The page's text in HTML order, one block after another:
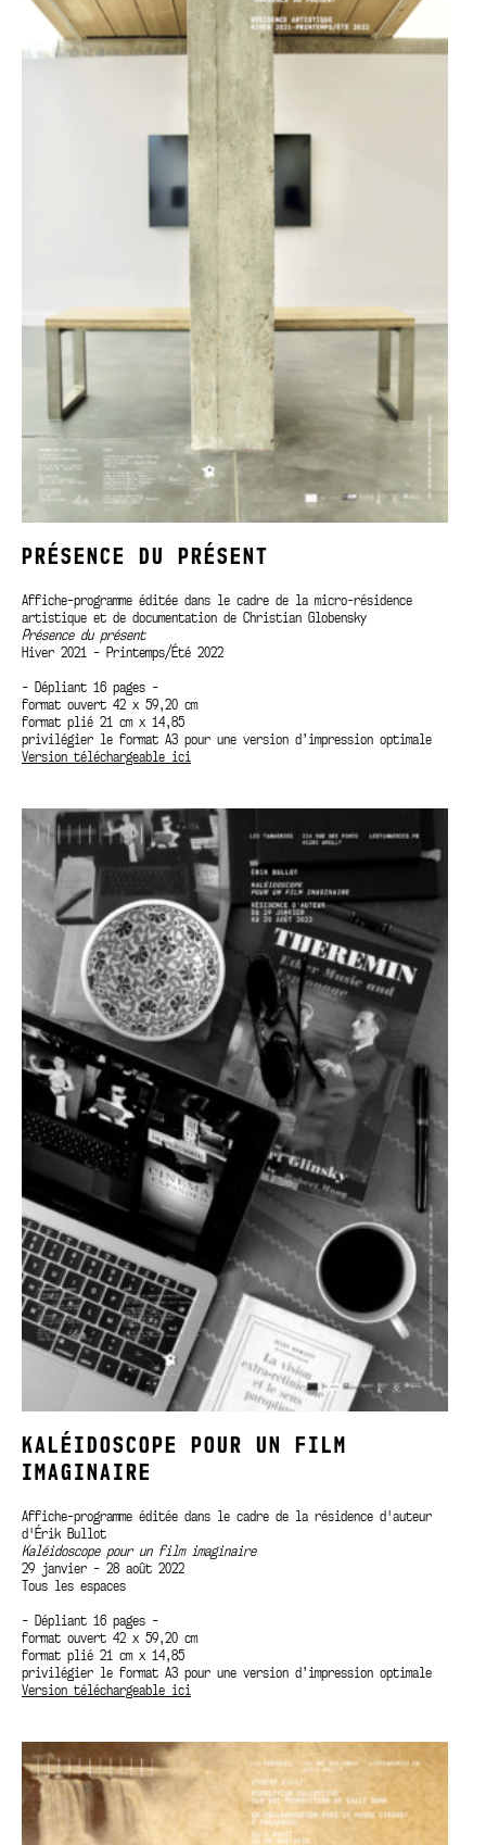
PRÉSENCE DU PRÉSENT
Affiche-programme éditée dans le cadre de la micro-résidence
artistique et de documentation de Christian Globensky
Présence du présent
Hiver 2021 - Printemps/Été 2022
- Dépliant 16 pages -
format ouvert 42 x 59,20 cm
format plié 21 cm x 14,85
privilégier le format A3 pour une version d’impression optimale
Version téléchargeable ici
KALÉIDOSCOPE POUR UN FILM
IMAGINAIRE
Affiche-programme éditée dans le cadre de la résidence d'auteur
d'Érik Bullot
Kaléidoscope pour un film imaginaire
29 janvier - 28 août 2022
Tous les espaces
- Dépliant 16 pages -
format ouvert 42 x 59,20 cm
format plié 21 cm x 14,85
privilégier le format A3 pour une version d’impression optimale
Version téléchargeable ici